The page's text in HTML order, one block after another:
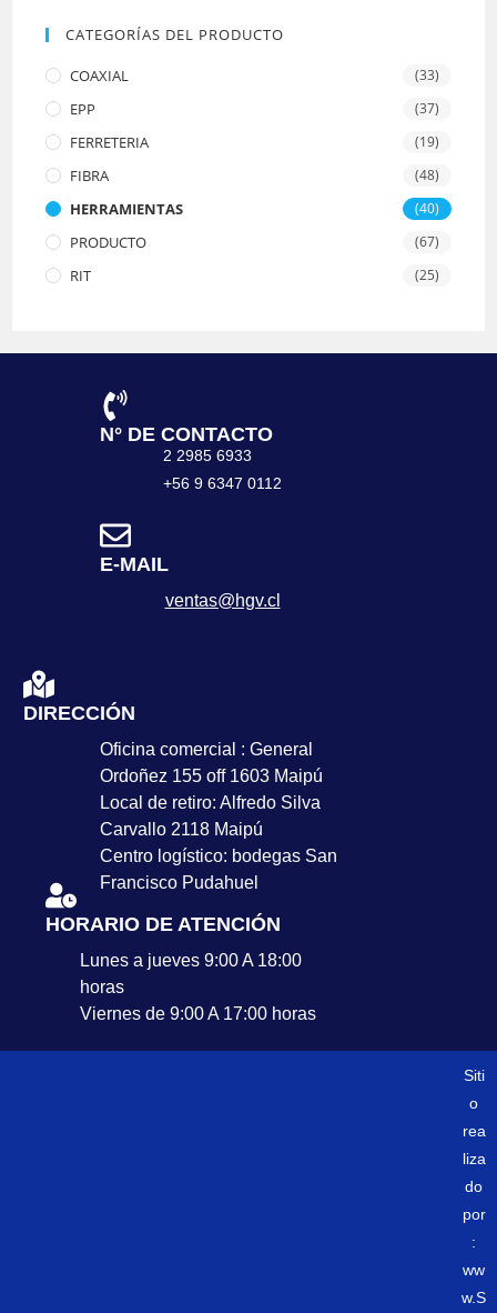
CATEGORÍAS DEL PRODUCTO
COAXIAL (33)
EPP (37)
FERRETERIA (19)
FIBRA (48)
HERRAMIENTAS (40)
PRODUCTO (67)
RIT (25)
N° DE CONTACTO
2 2985 6933
+56 9 6347 0112
E-MAIL
ventas@hgv.cl
DIRECCIÓN
Oficina comercial : General
Ordoñez 155 off 1603 Maipú
Local de retiro: Alfredo Silva
Carvallo 2118 Maipú
Centro logístico: bodegas San
Francisco Pudahuel
HORARIO DE ATENCIÓN
Lunes a jueves 9:00 A 18:00
horas
Viernes de 9:00 A 17:00 horas
Siti
o
rea
liza
do
por
:
ww
w.S